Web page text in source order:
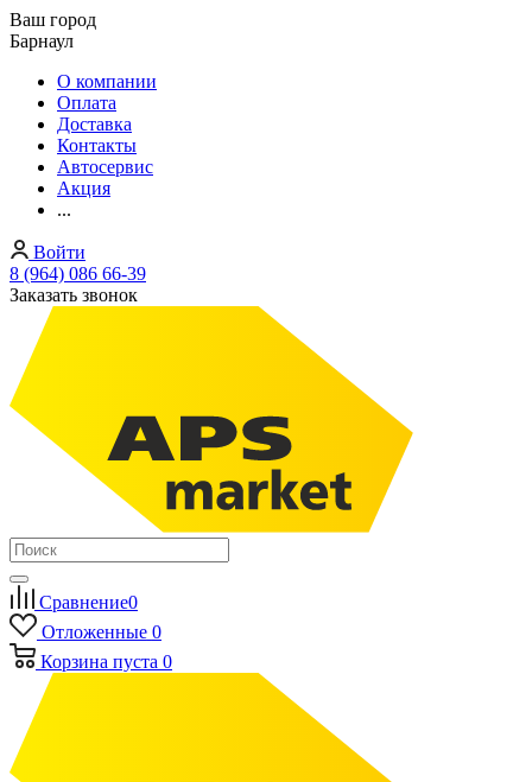
Ваш город
Барнаул
О компании
Оплата
Доставка
Контакты
Автосервис
Акция
...
Войти
8 (964) 086 66-39
Заказать звонок
Сравнение0
Отложенные 0
Корзина пуста 0